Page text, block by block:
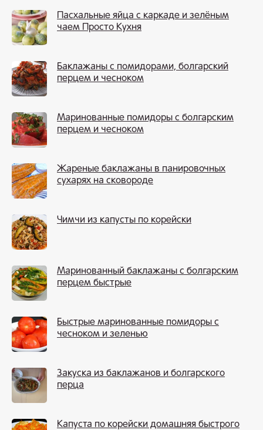
Пасхальные яйца с каркаде и зелёным
чаем Просто Кухня
Баклажаны с помидорами, болгарский
перцем и чесноком
Маринованные помидоры с болгарским
перцем и чесноком
Жареные баклажаны в панировочных
сухарях на сковороде
Чимчи из капусты по корейски
Маринованный баклажаны с болгарским
перцем быстрые
Быстрые маринованные помидоры с
чесноком и зеленью
Закуска из баклажанов и болгарского
перца
Капуста по корейски домашняя быстрого